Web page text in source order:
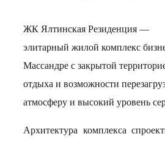
ЖК Ялтинская Резиденция —
элитарный жилой комплекс
Массандре с закрытой
отдыха и возможности
атмосферу и высокий уровень
Архитектура комплекса